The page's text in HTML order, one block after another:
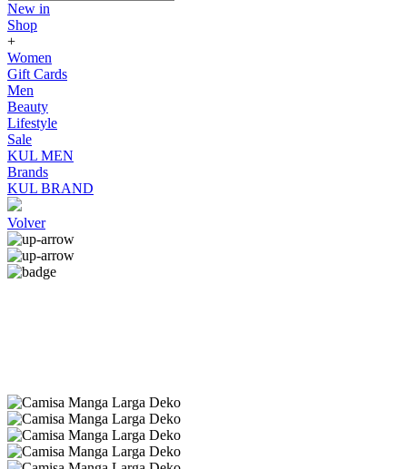
New in
Shop
+
Women
Gift Cards
Men
Beauty
Lifestyle
Sale
KUL MEN
Brands
KUL BRAND
Volver